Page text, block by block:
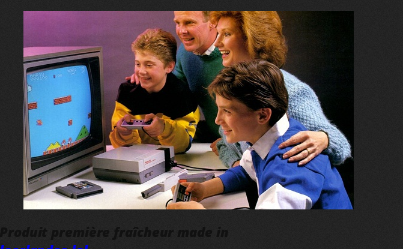
Produit première fraîcheur made in